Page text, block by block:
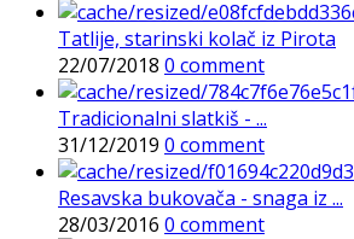
Tatlije, starinski kolač iz Pirota
22/07/2018 0 comment
Tradicionalni slatkiš - ...
31/12/2019 0 comment
Resavska bukovača - snaga iz ...
28/03/2016 0 comment